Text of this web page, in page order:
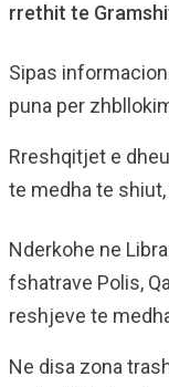
rrethit te
Sipas
puna per
Rreshqitjet e
te medha te
Nderkohe ne
fshatrave Polis,
reshjeve te
Ne disa zona